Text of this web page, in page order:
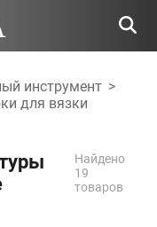
инструмент >
для вязки
Найдено
19
товаров